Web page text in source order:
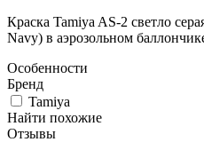
Краска Tamiya AS-2 светло
Navy) в аэрозольном
Особенности
Бренд
Tamiya
Найти похожие
Отзывы